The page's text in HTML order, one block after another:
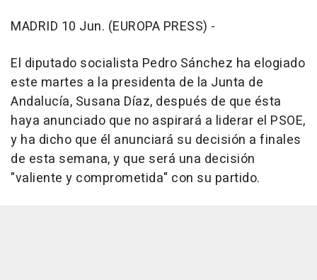
MADRID 10 Jun. (EUROPA PRESS) -
El diputado socialista Pedro Sánchez ha elogiado
este martes a la presidenta de la Junta de
Andalucía, Susana Díaz, después de que ésta
haya anunciado que no aspirará a liderar el PSOE,
y ha dicho que él anunciará su decisión a finales
de esta semana, y que será una decisión
"valiente y comprometida" con su partido.